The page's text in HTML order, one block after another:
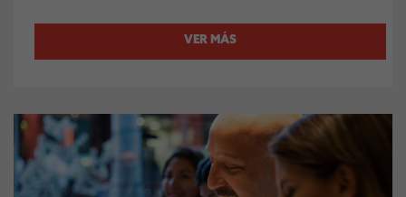
VER MÁS